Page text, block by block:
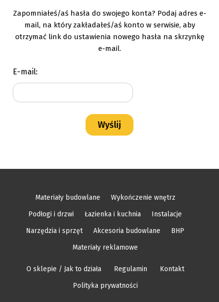
Zapomniałeś/aś hasła do swojego konta? Podaj adres e-
mail, na który zakładałeś/aś konto w serwisie, aby
otrzymać link do ustawienia nowego hasła na skrzynkę
e-mail.
E-mail:
Materiały budowlane
Wykończenie wnętrz
Podłogi i drzwi
Łazienka i kuchnia
Instalacje
Narzędzia i sprzęt
Akcesoria budowlane
BHP
Materiały reklamowe
O sklepie / Jak to działa Regulamin
Kontakt
Polityka prywatności